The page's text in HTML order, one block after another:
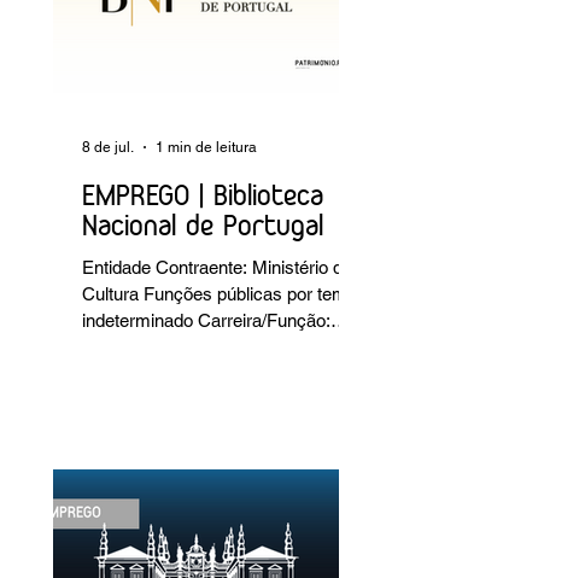
EMPREGO | Biblioteca
Nacional de Portugal
Entidade Contraente: Ministério da
Cultura Funções públicas por tempo
indeterminado Carreira/Função:
espécies bibliográficas
intervencionadas; execução dos
programas de conservação
8 de jul. 1 min de leitura